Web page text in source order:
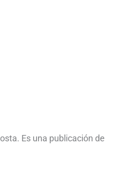
Es una publicación de